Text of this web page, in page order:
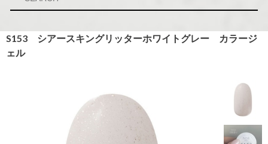
S153 シアースキングリッターホワイトグレー カラージ
ェル